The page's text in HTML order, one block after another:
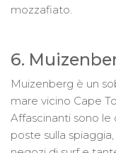
mozzafiato.
6.
Muizenberg è un
mare vicino Cape
Affascinanti sono le
poste sulla